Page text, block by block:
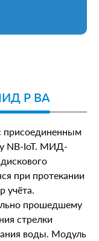
Р ВА
NB-IoT. МИД-
при протекании
учёта.
прошедшему
стрелки
воды. Модуль